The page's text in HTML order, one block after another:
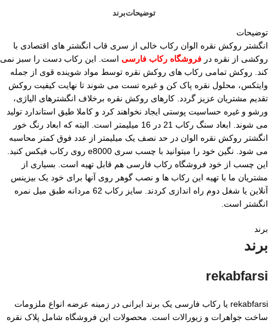
توضیحاتبرند
توضیحات
انگشتر روکش نقره الوان رکاب خالی از سری قاب انگشتر های اقتصادی با
روکشی از نقره در فروشگاه رکاب فارسی است. این رکاب دست را سبز نمی
کند. روکش تمامی رکاب های روکش نقره توسط مواد شوینده قوی از جمله
وایتکس، محلول نقره پاک کن و غیره تست می شوند تا نهایت کیفیت روکش
تقدیم مشتریان عزیز گردد. کارهای روکش نقره برخلاف انگشترهای الیاژی،
ورشو و غیره حساسیت پوستی ایجاد نخواهند کرد و کاملا طیق استاندارد تولید
می شوند. ابعاد سنگ رکاب 21 در 16 میلیمتر است. البته که ابعاد رنگ خور
انگشتر روکش نقره الوان در حد نصف یک میلیمتر از عدد فوق کمتر محاسبه
می شود. نگین خود را میتوانید با چسب سری e8000 روی رکاب فیکس کنید.
این چسب از خود فروشگاه رکاب فارسی هم قابل تهیه است. بسیاری از
مشتریان ما با تهیه این رکاب ها و نصب گوهر روی آنها برای خود یک بیزینس
آنلاین یا شغل دوم راه اندازی کردند. سایز رکاب 62 مردانه طبق میل نمره
انگشتر است.
برند
برند
rekabfarsi
rekabfarsi یا رکاب فارسی یک برند ایرانی در زمینه عرضه انواع ملزومات
ساخت جواهرات و زیورالات است. محصولات این فروشگاه شامل پلاک نقره